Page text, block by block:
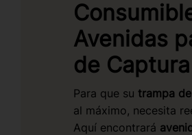
Avenidas
de Captura
Para que sutrampa
al máximo, necesita
Aquí encontrará